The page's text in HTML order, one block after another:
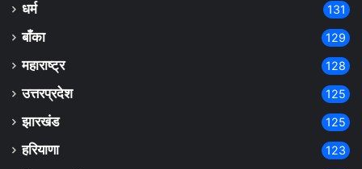
धर्म 131
बाँका 129
महाराष्ट्र 128
उत्तरप्रदेश 125
झारखंड 125
हरियाणा 123